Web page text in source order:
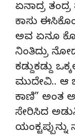
ಏನಾದ್ರ ತಂದ್ರ
ಕಾಸು
ಅವ ಏನೂ
ನಿಂತಿದ್ರು
ಕಡ್ದುಕಡ್ದು
ಮುದೇವಿ.. ಆ
ಕಾಣಿ” ಅಂತ
ಸೇರಿಸಿದ